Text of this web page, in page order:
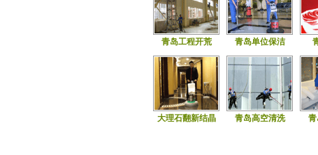
青岛工程开荒 青岛单位保洁
大理石翻新结晶 青岛高空清洗